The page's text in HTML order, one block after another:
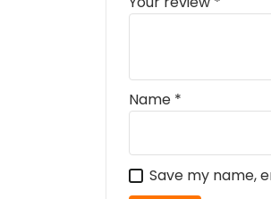
Name *
Save my name,